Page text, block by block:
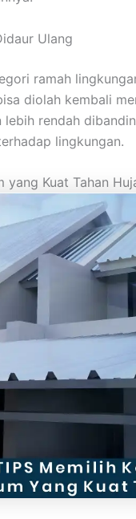
Ulang
ramah
diolah kembali
rendah
lingkungan.
yang Kuat Tahan